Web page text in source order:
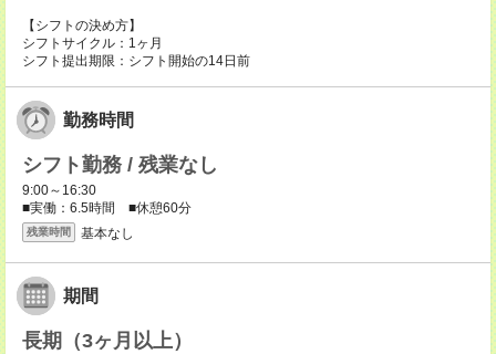
【シフトの決め方】
シフトサイクル：1ヶ月
シフト提出期限：シフト開始の14日前
勤務時間
シフト勤務 / 残業なし
9:00～16:30
■実働：6.5時間 ■休憩60分
残業時間 基本なし
期間
長期（3ヶ月以上）